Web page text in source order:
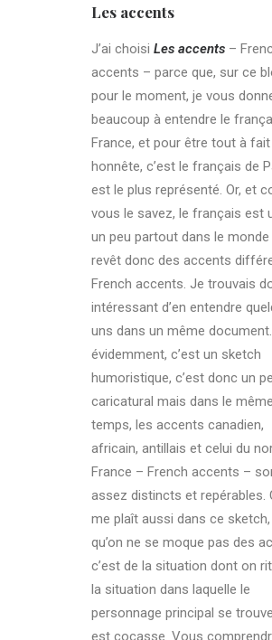
Les accents
J’ai choisi Les accents –
accents – parce que, sur ce
pour le moment, je vous
beaucoup à entendre le
France, et pour être tout à fait
honnête, c’est le français de
est le plus représenté. Or, et
vous le savez, le français est
un peu partout dans le
revêt donc des accents
French accents. Je trouvais
intéressant d’en entendre
uns dans un même
évidemment, c’est un sketch
humoristique, c’est donc un
caricatural mais dans le même
temps, les accents canadien,
africain, antillais et celui du
France – French accents –
assez distincts et repérables.
me plaît aussi dans ce sketch,
qu’on ne se moque pas des
c’est de la situation dont on
la situation dans laquelle le
personnage principal se
est cocasse. Vous